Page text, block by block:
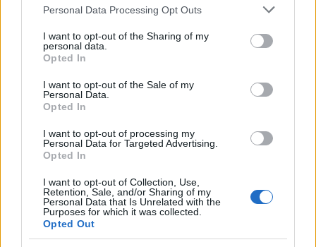
Please note that this website/app uses one or more Google
not limited to your visit or usage behaviour. You may click to
grant or deny consent to Google and its third-party tags to
use your data for below specified purposes in below Google
consent section.
Personal Data Processing Opt Outs
I want to opt-out of the Sharing of my
personal data.
Opted In
I want to opt-out of the Sale of my
Personal Data.
Opted In
I want to opt-out of processing my
Personal Data for Targeted Advertising.
Opted In
I want to opt-out of Collection, Use,
Retention, Sale, and/or Sharing of my
Personal Data that Is Unrelated with the
Purposes for which it was collected.
Opted Out
is ételosztásokra kerül majd sor,
önkormányzatokkal és szociális
szervezetekkel karöltve.
Forrás:MTI